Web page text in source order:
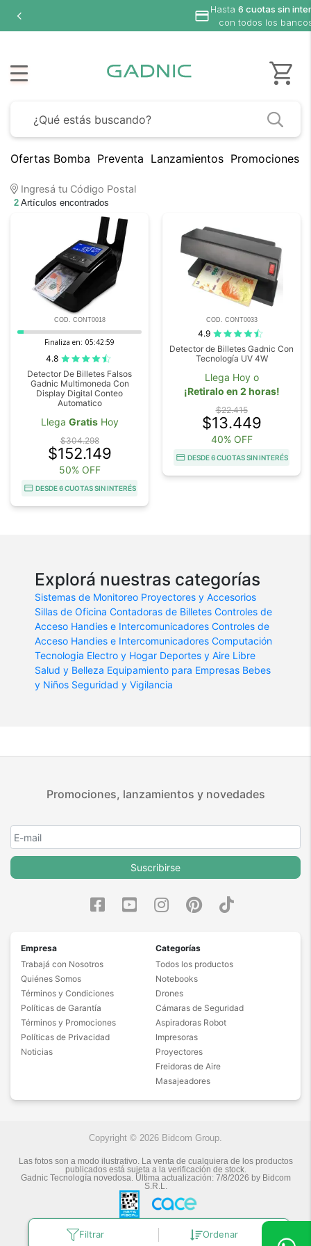
Hasta 6 cuotas sin
con todos los
Ofertas Bomba Preventa Lanzamientos Promociones
Ingresá tu Código Postal
2 Artículos encontrados
Filtrar Ordenar
COD. CONT0018
Finaliza en: 05:42:59
4.8
Detector De Billetes Falsos
Gadnic Multimoneda Con
Display Digital Conteo
Automatico
Llega GratisHoy
$304.298
$152.149
50% OFF
DESDE 6 CUOTAS SIN INTERÉS
COD. CONT0033
4.9
Detector de Billetes Gadnic Con
Tecnología UV 4W
Llega Hoy o
¡Retiralo en 2 horas!
$22.415
$13.449
40% OFF
DESDE 6 CUOTAS SIN INTERÉS
Explorá nuestras categorías
Sistemas de Monitoreo Proyectores y Accesorios
Sillas de Oficina Contadoras de Billetes Controles de
Acceso Handies e Intercomunicadores Controles de
Acceso Handies e Intercomunicadores Computación
Tecnologia Electro y Hogar Deportes y Aire Libre
Salud y Belleza Equipamiento para Empresas Bebes
y Niños Seguridad y Vigilancia
Promociones, lanzamientos y novedades
Suscribirse
Empresa
Trabajá con Nosotros
Quiénes Somos
Términos y Condiciones
Políticas de Garantía
Términos y Promociones
Políticas de Privacidad
Noticias
Categorías
Todos los productos
Notebooks
Drones
Cámaras de Seguridad
Aspiradoras Robot
Impresoras
Proyectores
Freidoras de Aire
Masajeadores
Copyright © 2026 Bidcom Group.
Las fotos son a modo ilustrativo. La venta de cualquiera de los productos
publicados está sujeta a la verificación de stock.
Gadnic Tecnología novedosa.Última actualización: 7/8/2026 by Bidcom
S.R.L.
Botón de arrepentimiento